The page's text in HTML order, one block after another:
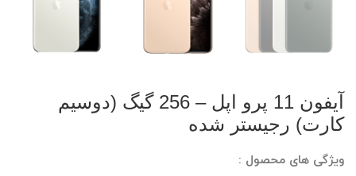
آیفون 11 پرو اپل – 256 گیگ (دوسیم
کارت) رجیستر شده
ویژگی های محصول :